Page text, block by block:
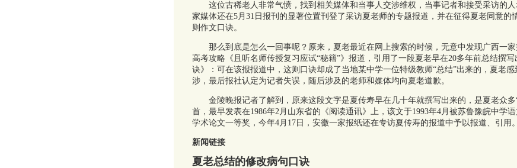
这位古稀老人非常气愤，找到相关媒体和当事人交涉维权，当事记者和接受采访的人
家媒体还在5月31日报刊的显著位置刊登了采访夏老师的专题报道，并在征得夏老同意的
则作文口诀。
那么到底是怎么一回事呢？原来，夏老最近在网上搜索的时候，无意中发现广西一家
高考攻略《且听名师传授复习应试“秘籍”》报道，引用了一段夏老早在20多年前总结撰写
诀》：可在该报报道中，这则口诀却成了当地某中学一位特级教师“总结”出来的，夏老
涉，最后报社认定为记者失误，随后涉及的老师和媒体均向夏老道歉。
金陵晚报记者了解到，原来这段文字是夏传寿早在几十年就撰写出来的，是夏老众多
首，最早发表在1986年2月山东省的《阅读通讯》上，该文于1993年4月被苏鲁豫皖中学
学术论文一等奖，今年4月17日，安徽一家报纸还在专访夏传寿的报道中予以报道、引用。
新闻链接
夏老总结的修改病句口诀